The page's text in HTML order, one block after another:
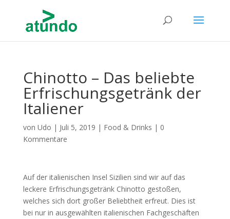
Chinotto – Das beliebte
Erfrischungsgetränk der
Italiener
von Udo | Juli 5, 2019 | Food & Drinks | 0
Kommentare
Auf der italienischen Insel Sizilien sind wir auf das
leckere Erfrischungsgetränk Chinotto gestoßen,
welches sich dort großer Beliebtheit erfreut. Dies ist
bei nur in ausgewählten italienischen Fachgeschäften